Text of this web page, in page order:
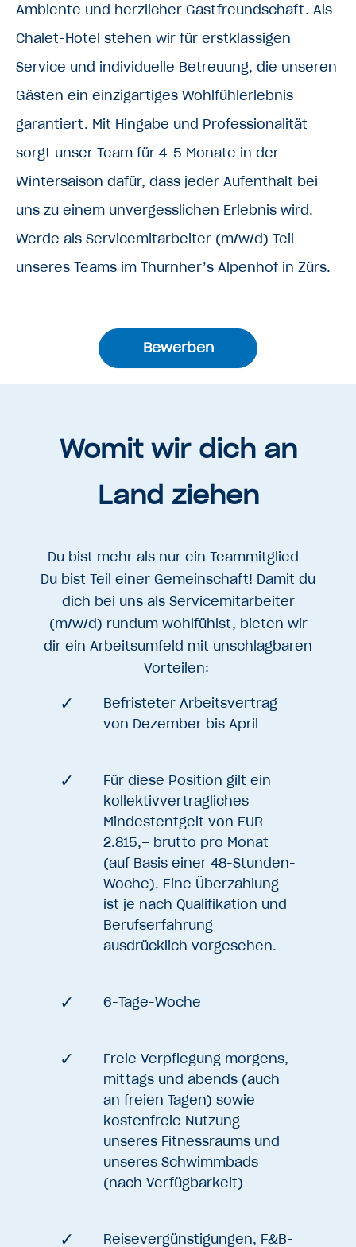
Ambiente und herzlicher Gastfreundschaft. Als
Chalet-Hotel stehen wir für erstklassigen
Service und individuelle Betreuung, die unseren
Gästen ein einzigartiges Wohlfühlerlebnis
garantiert. Mit Hingabe und Professionalität
sorgt unser Team für 4-5 Monate in der
Wintersaison dafür, dass jeder Aufenthalt bei
uns zu einem unvergesslichen Erlebnis wird.
Werde als Servicemitarbeiter (m/w/d) Teil
unseres Teams im Thurnher’s Alpenhof in Zürs.
Bewerben
Womit wir dich an
Land ziehen
Du bist mehr als nur ein Teammitglied -
Du bist Teil einer Gemeinschaft! Damit du
dich bei uns als Servicemitarbeiter
(m/w/d) rundum wohlfühlst, bieten wir
dir ein Arbeitsumfeld mit unschlagbaren
Vorteilen:
Befristeter Arbeitsvertrag
von Dezember bis April
Für diese Position gilt ein
kollektivvertragliches
Mindestentgelt von EUR
2.815,– brutto pro Monat
(auf Basis einer 48-Stunden-
Woche). Eine Überzahlung
ist je nach Qualifikation und
Berufserfahrung
ausdrücklich vorgesehen.
6-Tage-Woche
Freie Verpflegung morgens,
mittags und abends (auch
an freien Tagen) sowie
kostenfreie Nutzung
unseres Fitnessraums und
unseres Schwimmbads
(nach Verfügbarkeit)
Reisevergünstigungen, F&B-